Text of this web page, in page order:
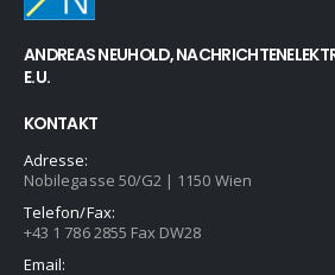
ANDREAS NEUHOLD,
E.U.
KONTAKT
Adresse:
Nobilegasse 50/G2 | 1150 Wien
Telefon/Fax:
+43 1 786 2855 Fax DW28
Email: